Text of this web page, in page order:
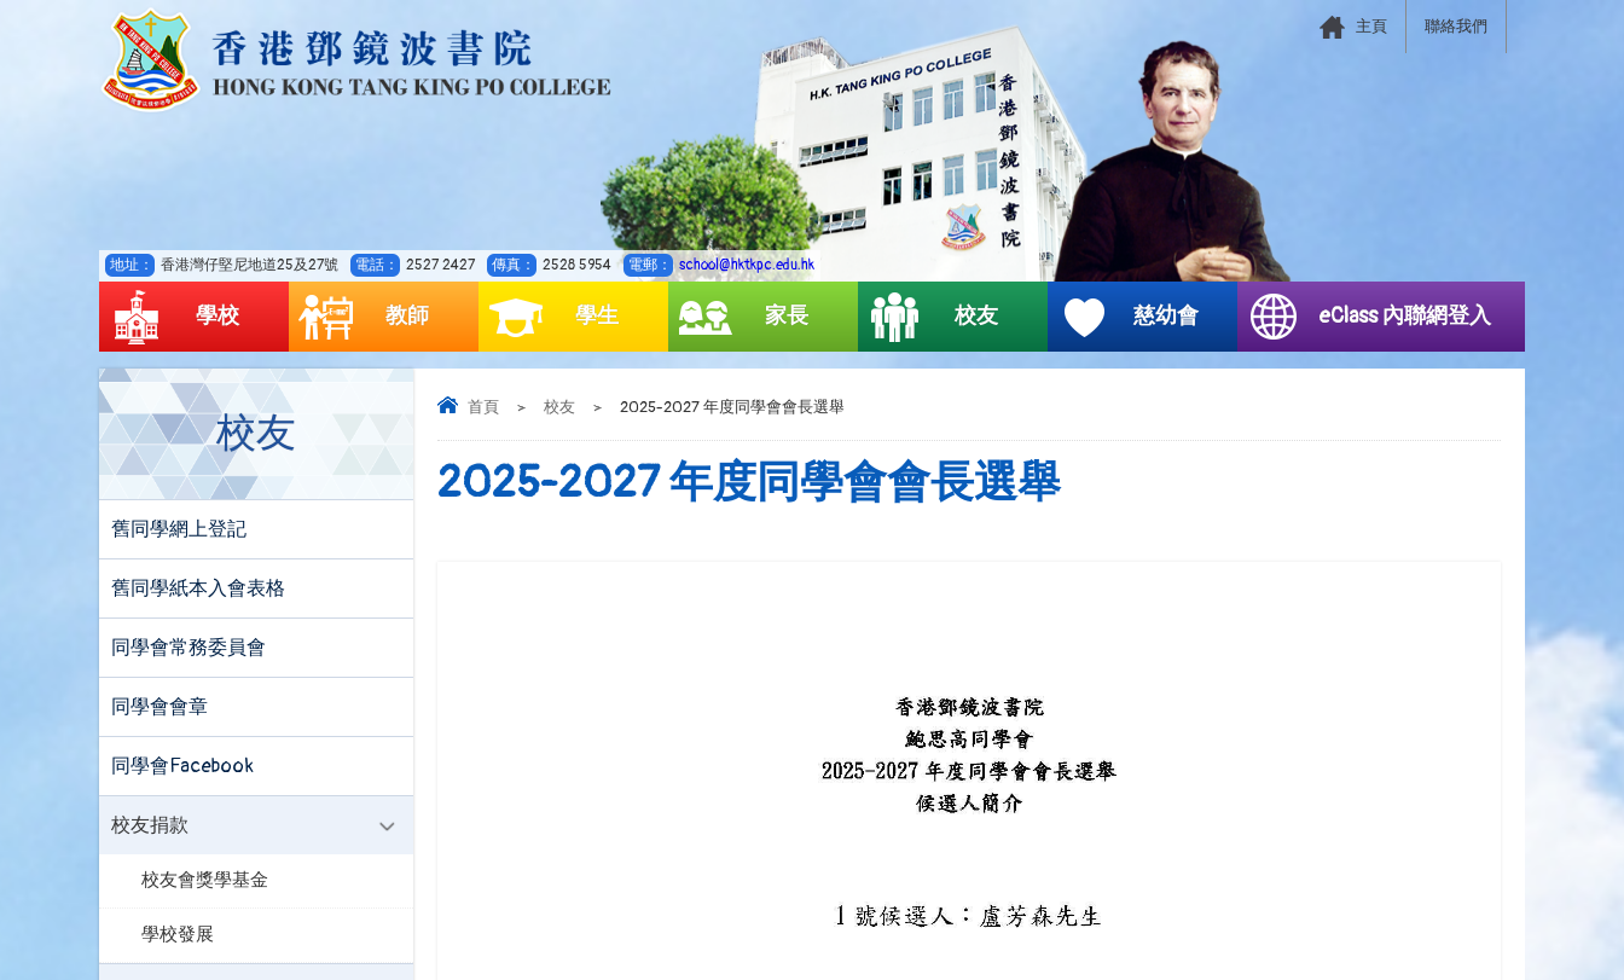
地址： 香港灣仔堅尼地道25及27號 電話： 2527 2427 傳真： 2528 5954 電郵： school@hktkpc.edu.hk
聯絡我們
主頁
學校 教師 學生 家長 校友 慈幼會 eClass 內聯網登入
首頁 > 校友 > 2025-2027 年度同學會會長選舉
2025-2027 年度同學會會長選舉
校友
舊同學網上登記
舊同學紙本入會表格
同學會常務委員會
同學會會章
同學會Facebook
校友捐款
校友會獎學基金
學校發展